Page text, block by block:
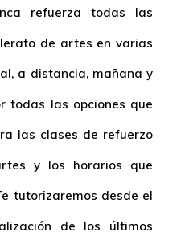
refuerza todas las
de artes en varias
a distancia, mañana y
todas las opciones que
las clases de refuerzo
y los horarios que
tutorizaremos desde el
de los últimos